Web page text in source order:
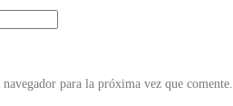
para la próxima vez que comente.